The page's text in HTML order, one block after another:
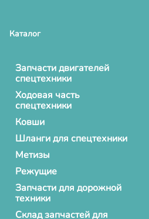
Каталог
Запчасти двигателей
спецтехники
Ходовая часть
спецтехники
Ковши
Шланги для спецтехники
Метизы
Режущие
Запчасти для дорожной
техники
Склад запчастей для